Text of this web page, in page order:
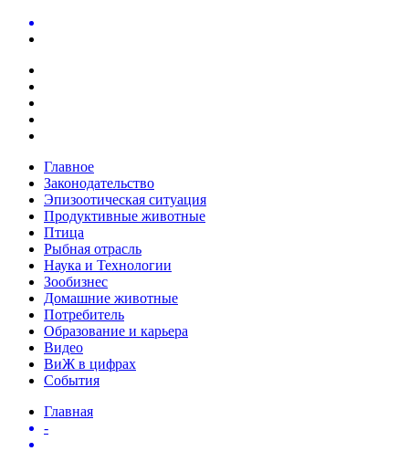
Главное
Законодательство
Эпизоотическая ситуация
Продуктивные животные
Птица
Рыбная отрасль
Наука и Технологии
Зообизнес
Домашние животные
Потребитель
Образование и карьера
Видео
ВиЖ в цифрах
События
Главная
-